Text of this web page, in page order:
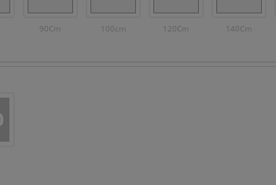
90Cm 100cm 120Cm 140Cm